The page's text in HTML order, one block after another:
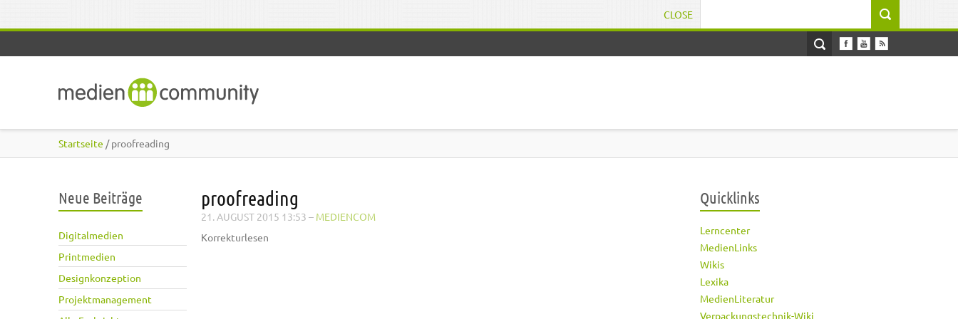
CLOSE
Startseite / proofreading
Neue Beiträge
Digitalmedien
Printmedien
Designkonzeption
Projektmanagement
proofreading
21. AUGUST 2015 13:53 – MEDIENCOM
Korrekturlesen
Quicklinks
Lerncenter
MedienLinks
Wikis
Lexika
MedienLiteratur
Verpackungstechnik-Wiki